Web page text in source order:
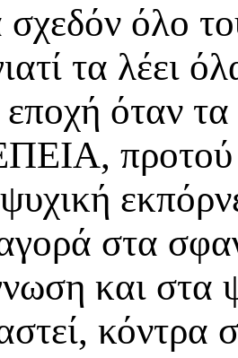
όλο
τα λέει
όταν τα
προτού
στα
και στα
κόντρα